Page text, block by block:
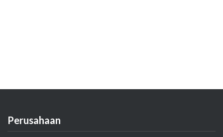
Perusahaan